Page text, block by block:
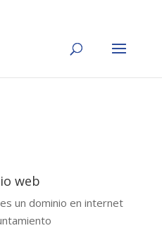
web
un dominio en internet